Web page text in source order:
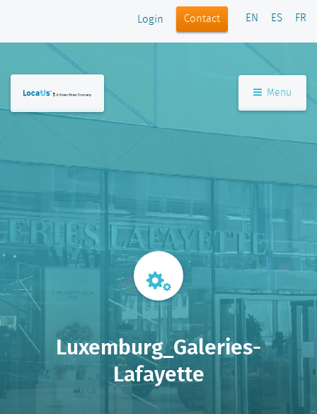
Login Contact EN ES FR
Menu
Luxemburg_Galeries-
Lafayette